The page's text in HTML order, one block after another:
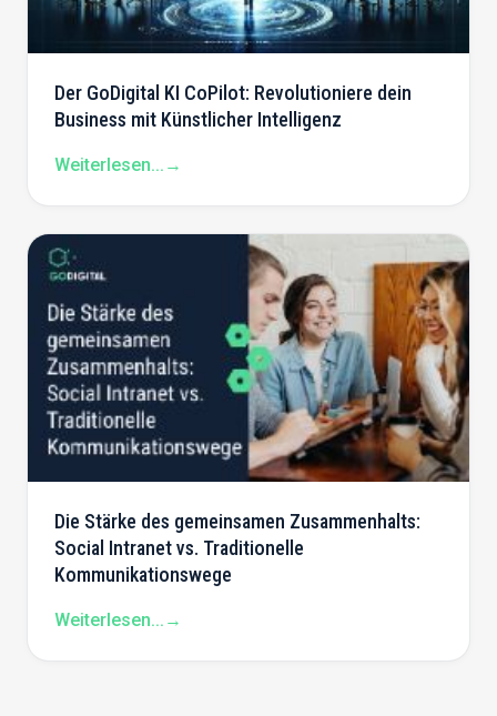
Der GoDigital KI CoPilot: Revolutioniere dein
Business mit Künstlicher Intelligenz
Weiterlesen... →
Die Stärke des gemeinsamen Zusammenhalts:
Social Intranet vs. Traditionelle
Kommunikationswege
Weiterlesen... →